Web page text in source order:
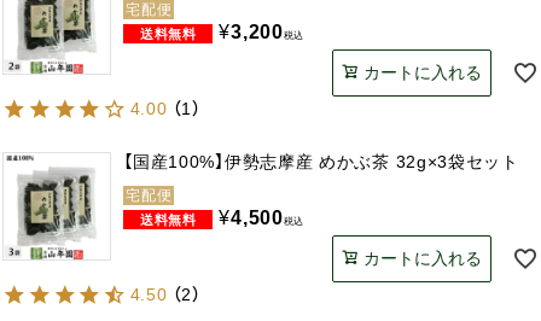
宅配便
¥3,200税込
カートに入れる
4.00 （1）
【国産100%】伊勢志摩産 めかぶ茶 32g×3袋セット
宅配便
¥4,500税込
カートに入れる
4.50 （2）